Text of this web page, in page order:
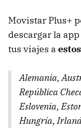
Movistar Plus+
descargar la
tus viajes a
Alemania,
República
Eslovenia,
Hungría,